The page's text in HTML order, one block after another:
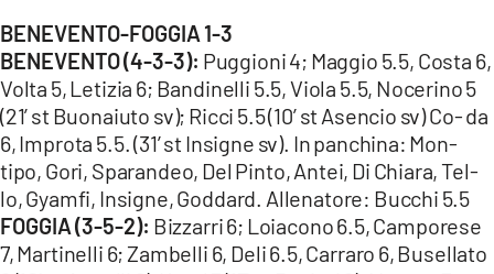
BENEVENTO-FOGGIA 1-3
BENEVENTO (4-3-3): Puggioni 4; Maggio 5.5, Costa 6,
Volta 5, Letizia 6; Bandinelli 5.5, Viola 5.5, Nocerino 5
(21’ st Buonaiuto sv); Ricci 5.5 (10’ st Asencio sv) Co- da
6, Improta 5.5. (31’ st Insigne sv). In panchina: Mon-
tipo, Gori, Sparandeo, Del Pinto, Antei, Di Chiara, Tel-
lo, Gyamfi, Insigne, Goddard. Allenatore: Bucchi 5.5
FOGGIA (3-5-2): Bizzarri 6; Loiacono 6.5, Camporese
7, Martinelli 6; Zambelli 6, Deli 6.5, Carraro 6, Busellato